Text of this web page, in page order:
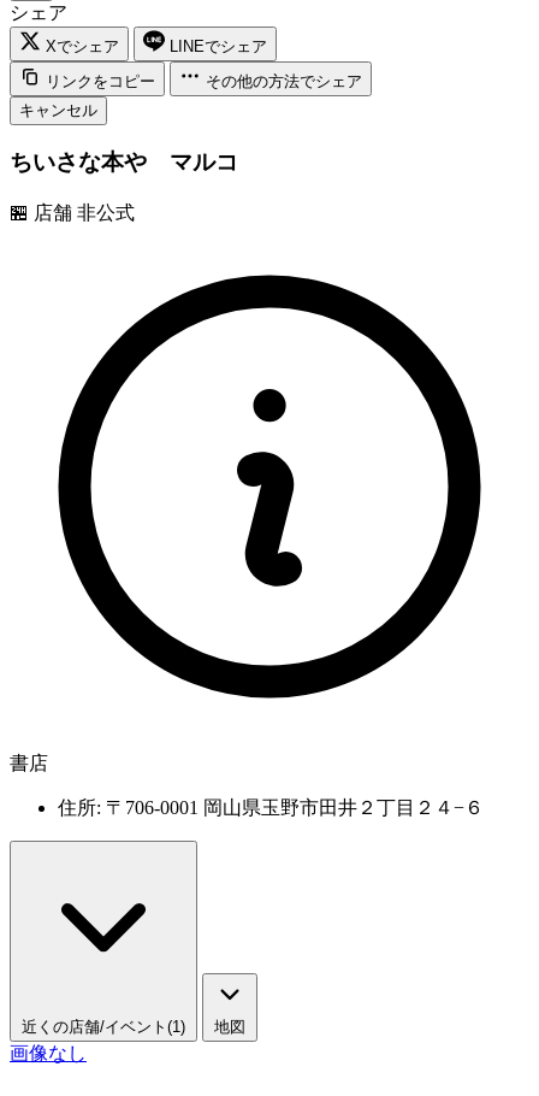
シェア
Xでシェア
LINEでシェア
リンクをコピー
その他の方法でシェア
キャンセル
ちいさな本や マルコ
🏪 店舗 非公式
書店
住所: 〒706-0001 岡山県玉野市田井２丁目２４−６
近くの店舗/イベント(1) 地図
画像なし